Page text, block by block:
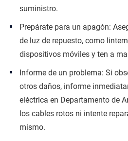
suministro.
Prepárate para un apagón:
de luz de repuesto, como
dispositivos móviles y ten a
Informe de un problema: Si
otros daños, informe
eléctrica en Departamento de
los cables rotos ni intente
mismo.